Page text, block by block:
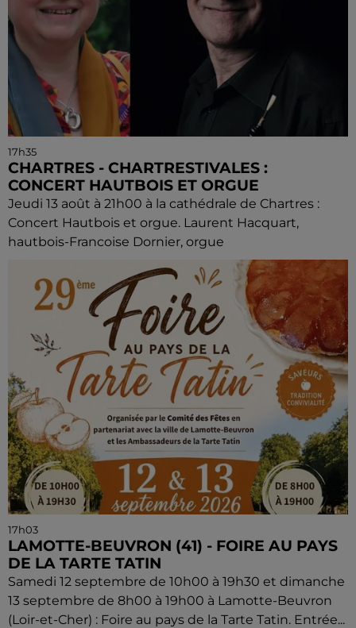
17h35
CHARTRES - CHARTRESTIVALES :
CONCERT HAUTBOIS ET ORGUE
Jeudi 13 août à 21h00 à la cathédrale de Chartres :
Concert Hautbois et orgue. Laurent Hacquart,
hautbois-Francoise Dornier, orgue
17h03
LAMOTTE-BEUVRON (41) - FOIRE AU PAYS
DE LA TARTE TATIN
Samedi 12 septembre de 10h00 à 19h30 et dimanche
13 septembre de 8h00 à 19h00 à Lamotte-Beuvron
(Loir-et-Cher) : Foire au pays de la Tarte Tatin. Entrée...